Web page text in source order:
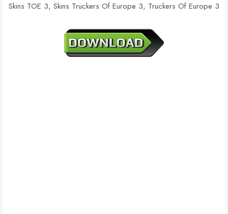
Skins TOE 3, Skins Truckers Of Europe 3, Truckers Of Europe 3